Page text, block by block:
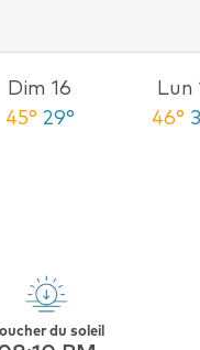
Dim 16
45° 29°
Lun
46°
du soleil